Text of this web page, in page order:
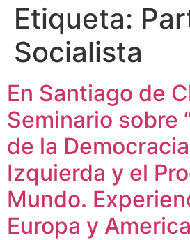
Etiqueta:
Socialista
En Santiago de
Seminario sobre
de la
Izquierda y el
Mundo.
Europa y